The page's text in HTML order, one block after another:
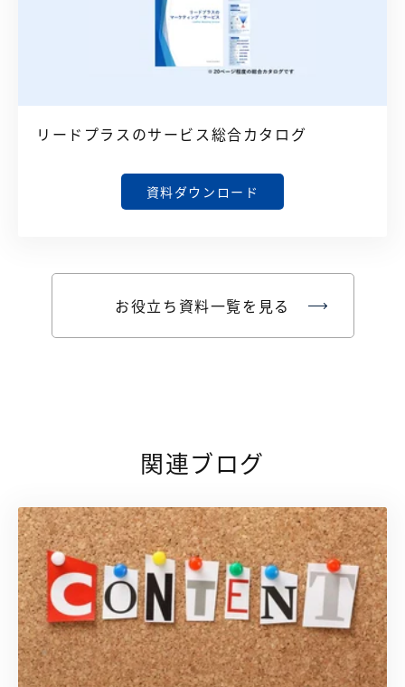
リードプラスのサービス総合カタログ
資料ダウンロード
お役立ち資料一覧を見る
関連ブログ